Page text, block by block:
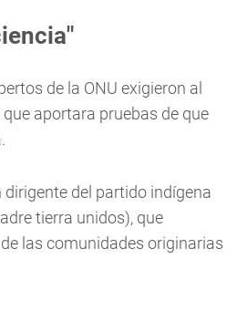
de la ONU exigieron al
aportara pruebas de que
dirigente del partido indígena
tierra unidos), que
las comunidades originarias